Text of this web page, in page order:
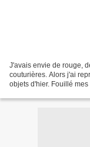
J'avais envie de rouge,
couturières. Alors j'ai
objets d'hier. Fouillé